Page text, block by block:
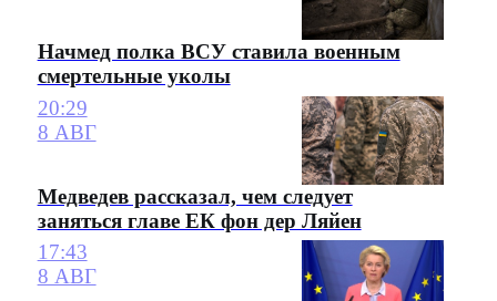
Начмед полка ВСУ ставила военным
смертельные уколы
20:29
8 АВГ
Медведев рассказал, чем следует
заняться главе ЕК фон дер Ляйен
17:43
8 АВГ